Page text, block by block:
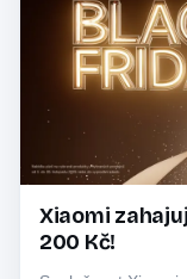
Xiaomi
200 Kč!